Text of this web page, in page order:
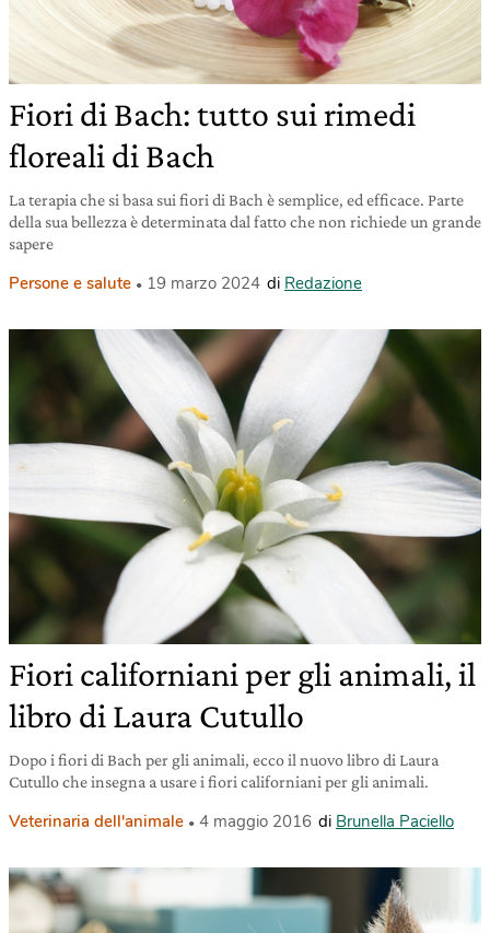
Fiori di Bach: tutto sui rimedi
floreali di Bach
La terapia che si basa sui fiori di Bach è semplice, ed efficace. Parte
della sua bellezza è determinata dal fatto che non richiede un grande
sapere
Persone e salute 19 marzo 2024 di Redazione
Fiori californiani per gli animali, il
libro di Laura Cutullo
Dopo i fiori di Bach per gli animali, ecco il nuovo libro di Laura
Cutullo che insegna a usare i fiori californiani per gli animali.
Veterinaria dell'animale 4 maggio 2016 di Brunella Paciello